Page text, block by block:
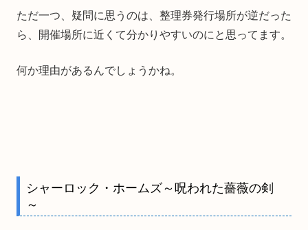
ただ一つ、疑問に思うのは、整理券発行場所が逆だった
ら、開催場所に近くて分かりやすいのにと思ってます。
何か理由があるんでしょうかね。
シャーロック・ホームズ～呪われた薔薇の剣
～